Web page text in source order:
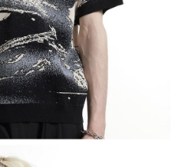
以下網址：https://aftee.tw/terms/#terms3
理人或監護人之同意方可使用
辦者引起之損失，本公司不負相關責
依據個別帳號之用戶狀況，依本公司即
度不足之情形，本公司將視審查結果
資訊註冊。若發現惡意使用之情形，
戶之使用額度並採取法律行動。